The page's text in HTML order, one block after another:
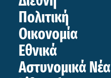
Πολιτική
Οικονομία
Εθνικά
Αστυνομικά Νέα